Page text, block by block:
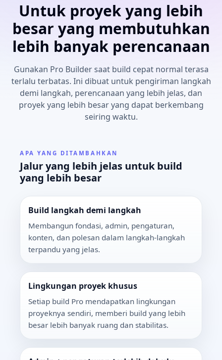
Untuk proyek yang lebih
besar yang membutuhkan
lebih banyak perencanaan
Gunakan Pro Builder saat build cepat normal terasa
terlalu terbatas. Ini dibuat untuk pengiriman langkah
demi langkah, perencanaan yang lebih jelas, dan
proyek yang lebih besar yang dapat berkembang
seiring waktu.
APA YANG DITAMBAHKAN
Jalur yang lebih jelas untuk build
yang lebih besar
Build langkah demi langkah
Membangun fondasi, admin, pengaturan,
konten, dan polesan dalam langkah-langkah
terpandu yang jelas.
Lingkungan proyek khusus
Setiap build Pro mendapatkan lingkungan
proyeknya sendiri, memberi build yang lebih
besar lebih banyak ruang dan stabilitas.